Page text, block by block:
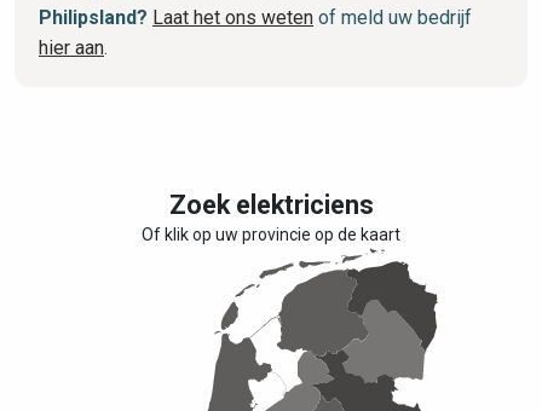
Philipsland? Laat het ons weten of meld uw bedrijf
hier aan.
Zoek elektriciens
Of klik op uw provincie op de kaart